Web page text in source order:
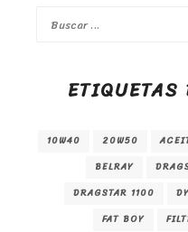
ETIQUETAS
10W40 20W50
BELRAY
DRAGSTAR 1100
FAT BOY